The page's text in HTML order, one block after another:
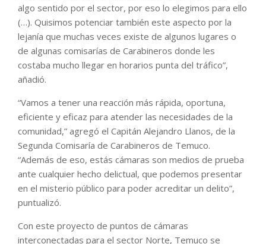
algo sentido por el sector, por eso lo elegimos para ello
(…). Quisimos potenciar también este aspecto por la
lejanía que muchas veces existe de algunos lugares o
de algunas comisarías de Carabineros donde les
costaba mucho llegar en horarios punta del tráfico”,
añadió.
“Vamos a tener una reacción más rápida, oportuna,
eficiente y eficaz para atender las necesidades de la
comunidad,” agregó el Capitán Alejandro Llanos, de la
Segunda Comisaría de Carabineros de Temuco.
“Además de eso, estás cámaras son medios de prueba
ante cualquier hecho delictual, que podemos presentar
en el misterio público para poder acreditar un delito”,
puntualizó.
Con este proyecto de puntos de cámaras
interconectadas para el sector Norte, Temuco se